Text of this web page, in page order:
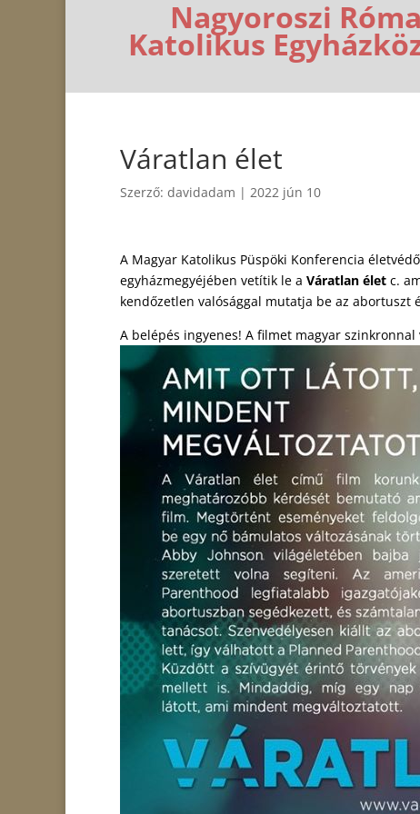
Nagyoroszi
Katolikus
Váratlan élet
Szerző: davidadam | 2022 jún 10
A Magyar Katolikus Püspöki Konferencia
egyházmegyéjében vetítik le a Váratlan élet c.
kendőzetlen valósággal mutatja be az abortuszt
A belépés ingyenes! A filmet magyar